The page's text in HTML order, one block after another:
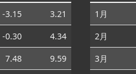
-3.15
3.21
-0.30
4.34
7.48
9.59
1月
2月
3月